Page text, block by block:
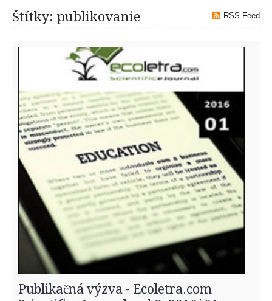
Štítky: publikovanie RSS Feed
Publikačná výzva - Ecoletra.com